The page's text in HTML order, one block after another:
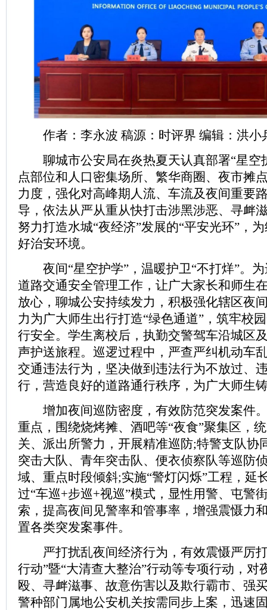
作者：李永波 稿源：时评界 编辑：洪小
聊城市公安局在炎热夏天认真部署“星空
点部位和人口密集场所、繁华商圈、夜市摊
力度，强化对高峰期人流、车流及夜间重要
导，依法从严从重从快打击涉黑涉恶、寻衅
努力打造水城“夜经济”发展的“平安光环”，
好治安环境。
夜间“星空护学”，温暖护卫“不打烊”。为
道路交通安全管理工作，让广大家长和师生
放心，聊城公安持续发力，积极强化辖区夜
力为广大师生出行打造“绿色通道”，筑牢校
行安全。学生离校后，执勤交警驾车沿城区
声护送旅程。巡逻过程中，严查严纠机动车
交通违法行为，坚决做到违法行为不放过、
行，营造良好的道路通行秩序，为广大师生
增加夜间巡防密度，有效防范突发案件。
重点，围绕烧烤摊、酒吧等“夜食”聚集区，
关、派出所警力，开展精准巡防;特警支队协
突击大队、青年突击队、便衣侦察队等巡防
域、重点时段倾斜;实施“警灯闪烁”工程，延
过“车巡+步巡+视巡”模式，显性用警、屯警
索，提高夜间见警率和管事率，增强震慑力
置各类突发案事件。
严打扰乱夜间经济行为，有效震慑严厉打
行动”暨“大清查大整治”行动等专项行动，对
殴、寻衅滋事、故意伤害以及欺行霸市、强
警种部门属地公安机关按需同步上案，迅速